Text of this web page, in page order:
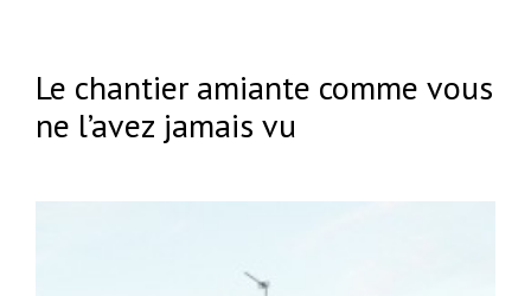
Le chantier amiante comme vous
ne l’avez jamais vu